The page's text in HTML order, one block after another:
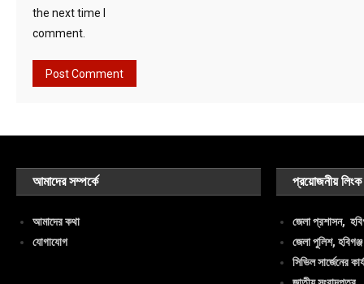
the next time I
comment.
আমাদের সম্পর্কে
আমাদের কথা
যোগাযোগ
প্রয়োজনীয় লিংক
জেলা প্রশাসন,
জেলা পুলিশ, হবিগঞ্জ
সিভিল সার্জেনের